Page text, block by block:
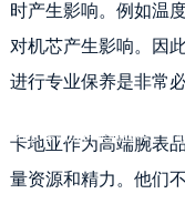
在众多高级钟表品牌中，卡
时产生影响。例如温
对机芯产生影响。因
进行专业保养是非常必
卡地亚作为高端腕表
量资源和精力。他们